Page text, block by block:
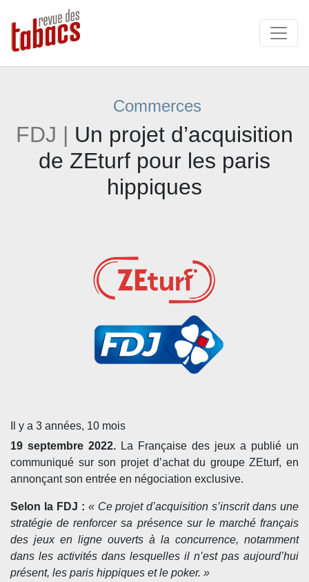
Commerces
FDJ | Un projet d’acquisition
de ZEturf pour les paris
hippiques
Il y a 3 années, 10 mois
19 septembre 2022. La Française des jeux a publié un
communiqué sur son projet d’achat du groupe ZEturf, en
annonçant son entrée en négociation exclusive.
Selon la FDJ : « Ce projet d’acquisition s’inscrit dans une
stratégie de renforcer sa présence sur le marché français
des jeux en ligne ouverts à la concurrence, notamment
dans les activités dans lesquelles il n’est pas aujourd’hui
présent, les paris hippiques et le poker. »